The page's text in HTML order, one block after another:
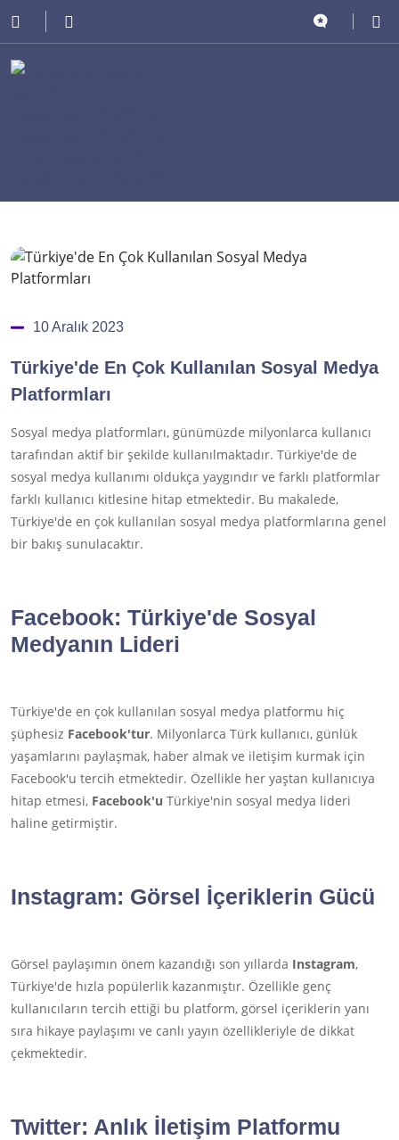
10 Aralık 2023
Türkiye'de En Çok Kullanılan Sosyal Medya
Platformları
Sosyal medya platformları, günümüzde milyonlarca kullanıcı
tarafından aktif bir şekilde kullanılmaktadır. Türkiye'de de
sosyal medya kullanımı oldukça yaygındır ve farklı platformlar
farklı kullanıcı kitlesine hitap etmektedir. Bu makalede,
Türkiye'de en çok kullanılan sosyal medya platformlarına genel
bir bakış sunulacaktır.
Facebook: Türkiye'de Sosyal
Medyanın Lideri
Türkiye'de en çok kullanılan sosyal medya platformu hiç
şüphesiz Facebook'tur. Milyonlarca Türk kullanıcı, günlük
yaşamlarını paylaşmak, haber almak ve iletişim kurmak için
Facebook'u tercih etmektedir. Özellikle her yaştan kullanıcıya
hitap etmesi, Facebook'u Türkiye'nin sosyal medya lideri
haline getirmiştir.
Instagram: Görsel İçeriklerin Gücü
Görsel paylaşımın önem kazandığı son yıllarda Instagram,
Türkiye'de hızla popülerlik kazanmıştır. Özellikle genç
kullanıcıların tercih ettiği bu platform, görsel içeriklerin yanı
sıra hikaye paylaşımı ve canlı yayın özellikleriyle de dikkat
çekmektedir.
Twitter: Anlık İletişim Platformu